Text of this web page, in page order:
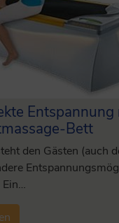
Entspannung
Bett
den Gästen (auch